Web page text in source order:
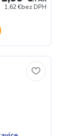
1,62 €bez DPH